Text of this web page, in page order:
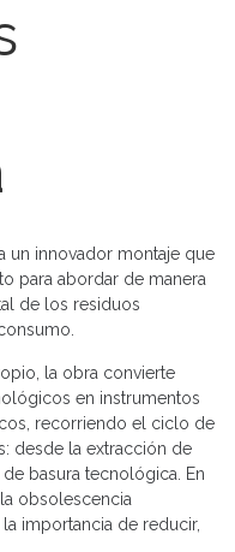
un innovador montaje que
para abordar de manera
de los residuos
la obra convierte
en instrumentos
recorriendo el ciclo de
desde la extracción de
basura tecnológica. En
obsolescencia
importancia de reducir,